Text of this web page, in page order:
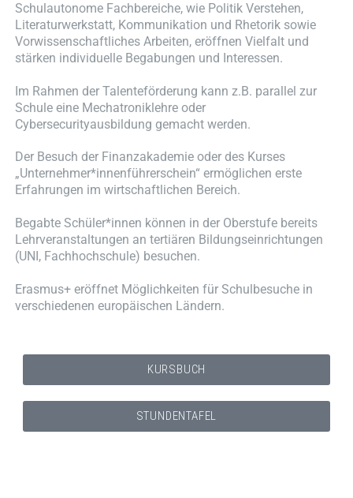
Schulautonome Fachbereiche, wie Politik Verstehen,
Literaturwerkstatt, Kommunikation und Rhetorik sowie
Vorwissenschaftliches Arbeiten, eröffnen Vielfalt und
stärken individuelle Begabungen und Interessen.
Im Rahmen der Talenteförderung kann z.B. parallel zur
Schule eine Mechatroniklehre oder
Cybersecurityausbildung gemacht werden.
Der Besuch der Finanzakademie oder des Kurses
„Unternehmer*innenführerschein“ ermöglichen erste
Erfahrungen im wirtschaftlichen Bereich.
Begabte Schüler*innen können in der Oberstufe bereits
Lehrveranstaltungen an tertiären Bildungseinrichtungen
(UNI, Fachhochschule) besuchen.
Erasmus+ eröffnet Möglichkeiten für Schulbesuche in
verschiedenen europäischen Ländern.
KURSBUCH
STUNDENTAFEL